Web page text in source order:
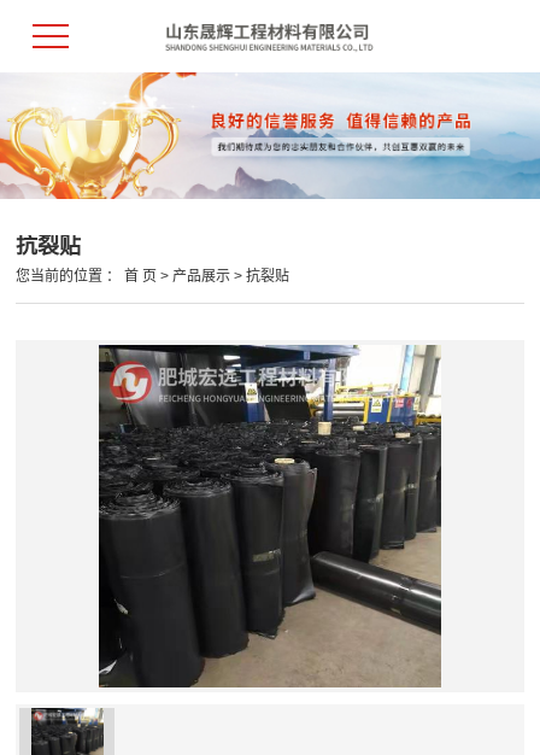
抗裂贴
您当前的位置 ：首 页 >产品展示 >抗裂贴